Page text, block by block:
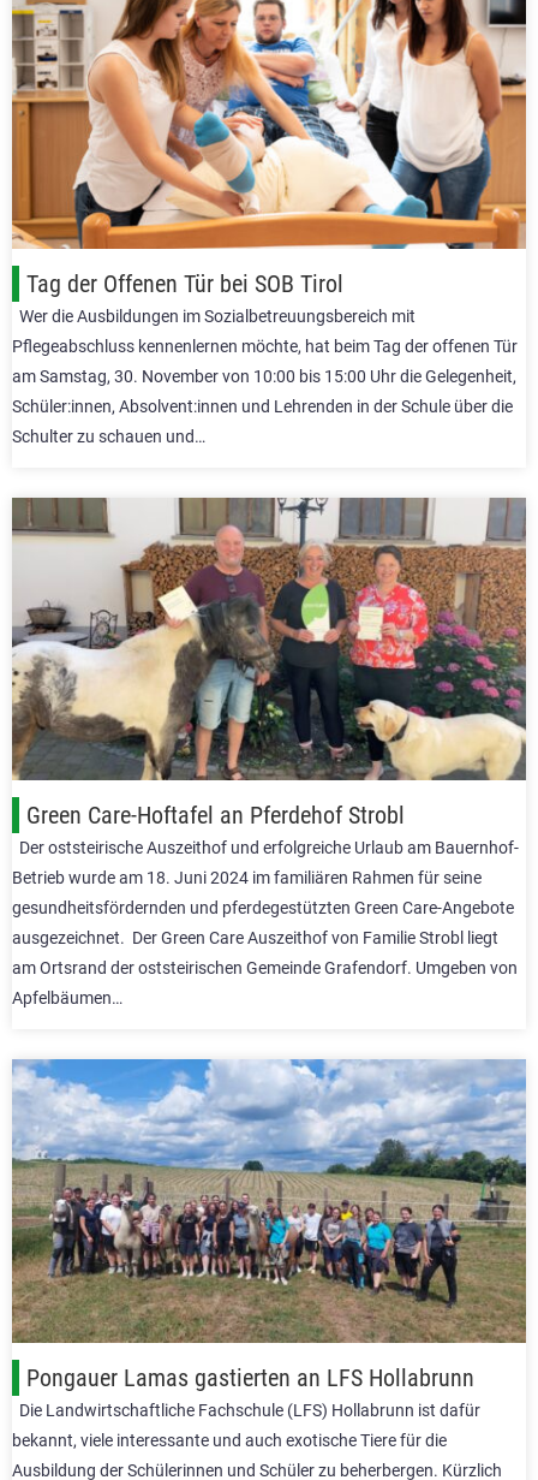
Tag der Offenen Tür bei SOB Tirol
Wer die Ausbildungen im Sozialbetreuungsbereich mit
Pflegeabschluss kennenlernen möchte, hat beim Tag der offenen Tür
am Samstag, 30. November von 10:00 bis 15:00 Uhr die Gelegenheit,
Schüler:innen, Absolvent:innen und Lehrenden in der Schule über die
Schulter zu schauen und…
Green Care-Hoftafel an Pferdehof Strobl
Der oststeirische Auszeithof und erfolgreiche Urlaub am Bauernhof-
Betrieb wurde am 18. Juni 2024 im familiären Rahmen für seine
gesundheitsfördernden und pferdegestützten Green Care-Angebote
ausgezeichnet. Der Green Care Auszeithof von Familie Strobl liegt
am Ortsrand der oststeirischen Gemeinde Grafendorf. Umgeben von
Apfelbäumen…
Pongauer Lamas gastierten an LFS Hollabrunn
Die Landwirtschaftliche Fachschule (LFS) Hollabrunn ist dafür
bekannt, viele interessante und auch exotische Tiere für die
Ausbildung der Schülerinnen und Schüler zu beherbergen. Kürzlich